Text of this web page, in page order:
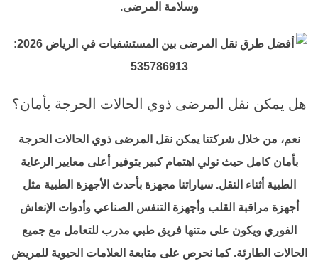
وسلامة المرضى.
هل يمكن نقل المرضى ذوي الحالات الحرجة بأمان؟
نعم، من خلال شركتنا يمكن نقل المرضى ذوي الحالات الحرجة
بأمان كامل حيث نولي اهتمام كبير بتوفير أعلى معايير الرعاية
الطبية أثناء النقل. سياراتنا مجهزة بأحدث الأجهزة الطبية مثل
أجهزة مراقبة القلب وأجهزة التنفس الصناعي وأدوات الإنعاش
الفوري ويكون على متنها فريق طبي مدرب للتعامل مع جميع
الحالات الطارئة. كما نحرص على متابعة العلامات الحيوية للمريض